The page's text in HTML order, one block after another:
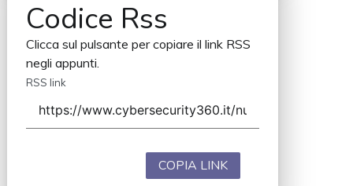
Codice Rss
Clicca sul pulsante per copiare il link RSS
negli appunti.
RSS link
COPIA LINK